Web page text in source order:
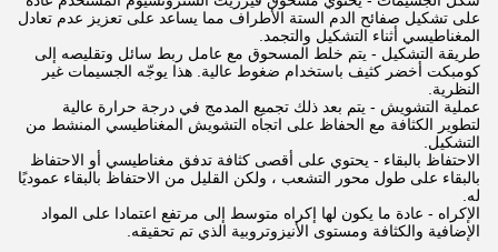
على تشكيل صفائح الدم الستة الأطراف مما يساعد على تعزيز عدم تعادل
المغناطيسي أثناء التشكيل والتجمد.
طريقة التشكيل - يتم خلط المسحوق مع عامل ربط سائل وتقليصه إلى
كومبكت أخضر كثيف باستخدام ضغوط عالية. هذا يوجّه الجسيمات غير
النظرية.
عملية التشويش - يتم بعد ذلك تجميع المدمج في درجة حرارة عالية
لتطوير الكثافة مع الحفاظ على اتجاه التشويش المغناطيسي المنشط من
التشكيل.
الاحتفاظ بالبقاء - يحتوي على أقصى كثافة تدفق مغناطيسي أو الاحتفاظ
بالبقاء على طول محور التشعب ، ولكن القليل من الاحتفاظ بالبقاء عموديًا
له.
الإكراه - عادة ما يكون لها إكراه متوسط إلى مرتفع اعتمادا على المواد
الإضافية والكثافة ومستوى الأنيزوتروبية الذي تم تحقيقه.